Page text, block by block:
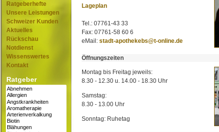
Ratgeberhefte
Unsere Leistungen
Schweizer Kunden
Aktuelles
Rückschau
Notdienst
Wissenswertes
Kontakt
Ratgeber
Lageplan
Tel.: 07761-43 33
Fax: 07761-58 60 6
eMail: stadt-apothekebs@t-online.de
Öffnungszeiten
Montag bis Freitag jeweils:
8.30 - 12.30 u. 14.00 - 18.30 Uhr
Samstag:
8.30 - 13.00 Uhr
Sonntag: Ruhetag